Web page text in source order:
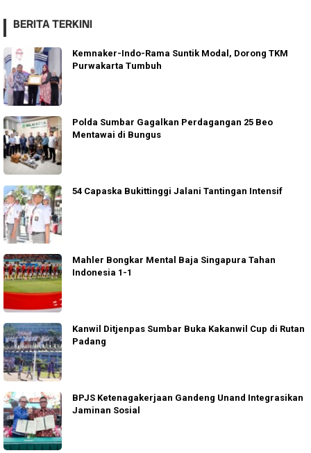
BERITA TERKINI
Kemnaker-Indo-Rama Suntik Modal, Dorong TKM
Purwakarta Tumbuh
Polda Sumbar Gagalkan Perdagangan 25 Beo
Mentawai di Bungus
54 Capaska Bukittinggi Jalani Tantingan Intensif
Mahler Bongkar Mental Baja Singapura Tahan
Indonesia 1-1
Kanwil Ditjenpas Sumbar Buka Kakanwil Cup di Rutan
Padang
BPJS Ketenagakerjaan Gandeng Unand Integrasikan
Jaminan Sosial